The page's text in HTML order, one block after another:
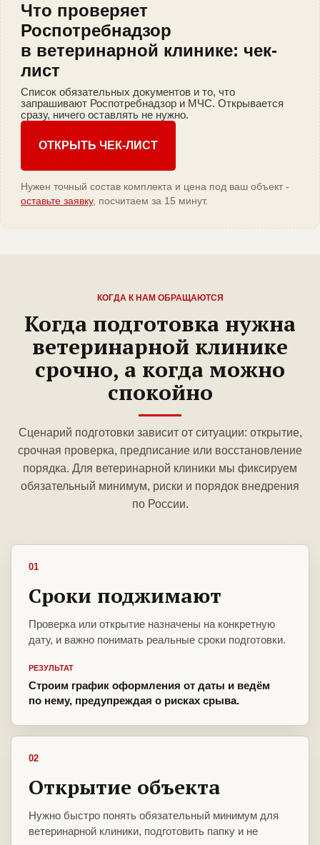
Что проверяет
Роспотребнадзор
в ветеринарной клинике: чек-
лист
Список обязательных документов и то, что
запрашивают Роспотребнадзор и МЧС. Открывается
сразу, ничего оставлять не нужно.
ОТКРЫТЬ ЧЕК-ЛИСТ
Нужен точный состав комплекта и цена под ваш объект -
оставьте заявку, посчитаем за 15 минут.
КОГДА К НАМ ОБРАЩАЮТСЯ
Когда подготовка нужна
ветеринарной клинике
срочно, а когда можно
спокойно
Сценарий подготовки зависит от ситуации: открытие,
срочная проверка, предписание или восстановление
порядка. Для ветеринарной клиники мы фиксируем
обязательный минимум, риски и порядок внедрения
по России.
01
Сроки поджимают
Проверка или открытие назначены на конкретную
дату, и важно понимать реальные сроки подготовки.
РЕЗУЛЬТАТ
Строим график оформления от даты и ведём
по нему, предупреждая о рисках срыва.
02
Открытие объекта
Нужно быстро понять обязательный минимум для
ветеринарной клиники, подготовить папку и не